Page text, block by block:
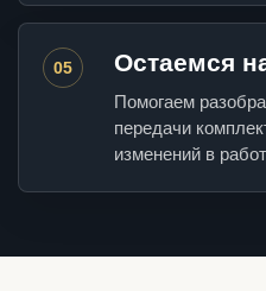
05 Остаемся
Помогаем
передачи
изменений в